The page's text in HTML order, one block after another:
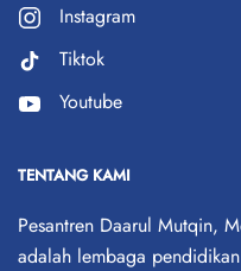
Instagram
Tiktok
Youtube
TENTANG KAMI
Pesantren Daarul Mutqin,
adalah lembaga